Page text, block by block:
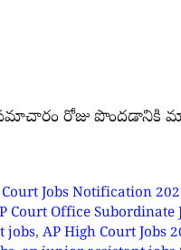
సమాచారం రోజు పొందడానికి
Court Jobs Notification
Court Office Subordinate
jobs, AP High Court Jobs